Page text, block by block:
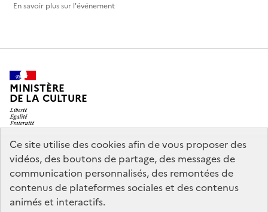
Ce site utilise des cookies afin de vous proposer des
vidéos, des boutons de partage, des messages de
communication personnalisés, des remontées de
contenus de plateformes sociales et des contenus
animés et interactifs.
En savoir plus sur l'événement
MINISTÈRE
DE LA CULTURE
legifrance.gouv.fr
info.gouv.fr
service-public.gouv.fr
data.gouv.fr